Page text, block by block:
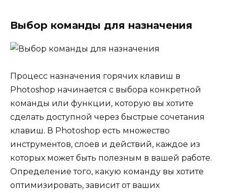
Выбор команды для назначения
Процесс назначения горячих клавиш в
Photoshop начинается с выбора конкретной
команды или функции, которую вы хотите
сделать доступной через быстрые сочетания
клавиш. В Photoshop есть множество
инструментов, слоев и действий, каждое из
которых может быть полезным в вашей работе.
Определение того, какую команду вы хотите
оптимизировать, зависит от ваших